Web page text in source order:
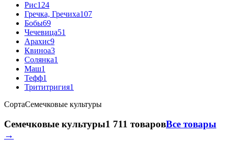
Рис124
Гречка, Гречиха107
Бобы69
Чечевица51
Арахис9
Квиноа3
Солянка1
Маш1
Тефф1
Трититригия1
СортаСемечковые культуры
Семечковые культуры1 711 товаровВсе товары
→